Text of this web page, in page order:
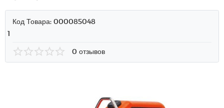
Код Товара: 000085048
1
0 отзывов